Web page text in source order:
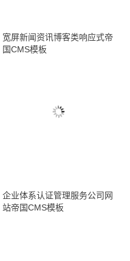
宽屏新闻资讯博客类响应式帝
国CMS模板
企业体系认证管理服务公司网
站帝国CMS模板